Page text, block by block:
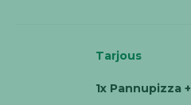
Tarjous
1x Pannupizza